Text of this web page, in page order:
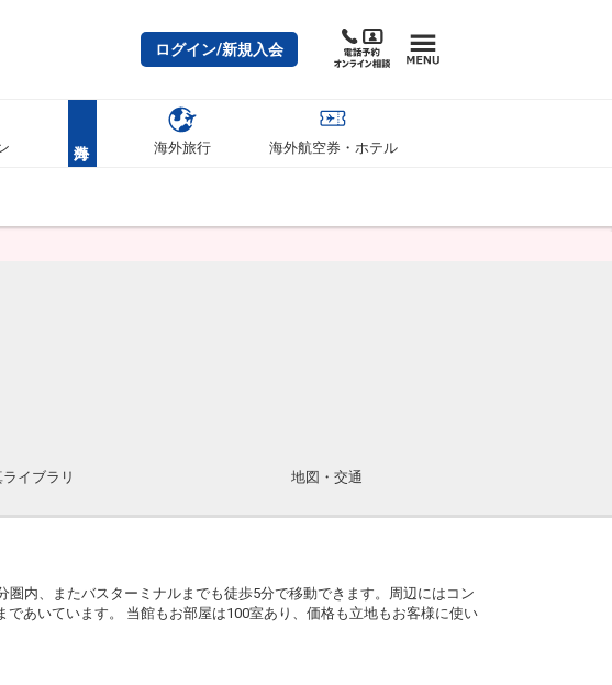
ログイン/新規入会
海外旅行 海外航空券・ホテル
イブラリ 地図・交通
内、またバスターミナルまでも徒歩5分で移動できます。周辺にはコン
あいています。 当館もお部屋は100室あり、価格も立地もお客様に使い